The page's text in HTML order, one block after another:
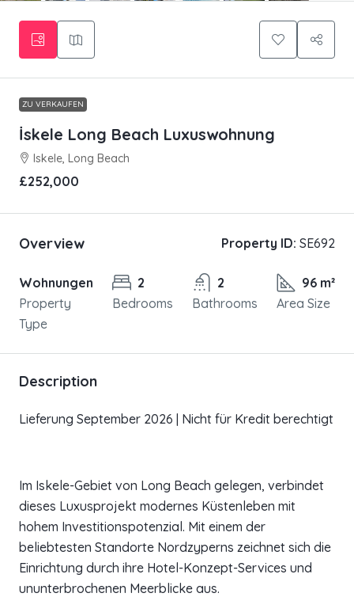
ZU VERKAUFEN
İskele Long Beach Luxuswohnung
Iskele, Long Beach
£252,000
Overview Property ID: SE692
Wohnungen
Property
Type
2
Bedrooms
2
Bathrooms
96 m²
Area Size
Description
Lieferung September 2026 | Nicht für Kredit berechtigt
Im Iskele-Gebiet von Long Beach gelegen, verbindet
dieses Luxusprojekt modernes Küstenleben mit
hohem Investitionspotenzial. Mit einem der
beliebtesten Standorte Nordzyperns zeichnet sich die
Einrichtung durch ihre Hotel-Konzept-Services und
ununterbrochenen Meerblicke aus.